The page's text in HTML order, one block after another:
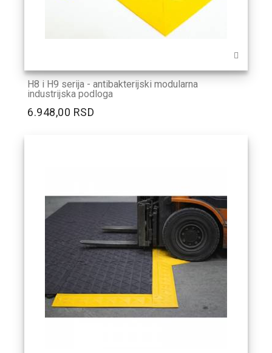
H8 i H9 serija - antibakterijski modularna
industrijska podloga
6.948,00 RSD